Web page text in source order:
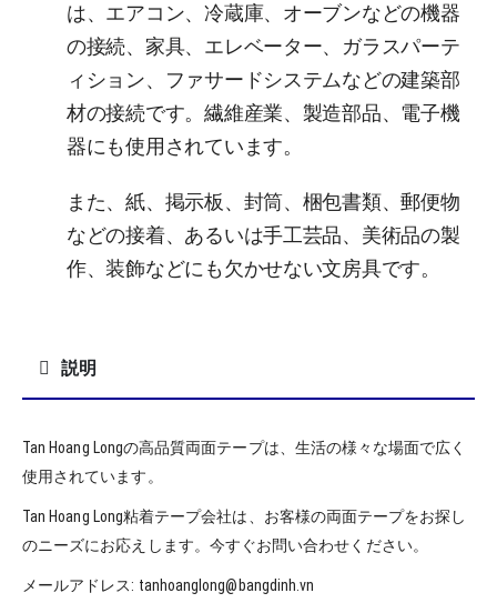
は、エアコン、冷蔵庫、オーブンなどの機器
の接続、家具、エレベーター、ガラスパーテ
ィション、ファサードシステムなどの建築部
材の接続です。繊維産業、製造部品、電子機
器にも使用されています。
また、紙、掲示板、封筒、梱包書類、郵便物
などの接着、あるいは手工芸品、美術品の製
作、装飾などにも欠かせない文房具です。
説明
Tan Hoang Longの高品質両面テープは、生活の様々な場面で広く
使用されています。
Tan Hoang Long粘着テープ会社は、お客様の両面テープをお探し
のニーズにお応えします。今すぐお問い合わせください。
メールアドレス: tanhoanglong@bangdinh.vn